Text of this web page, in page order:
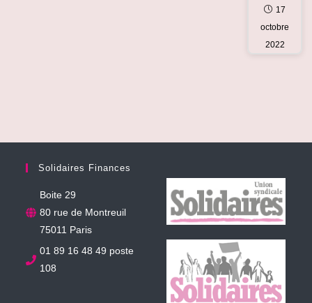
17
octobre
2022
Solidaires Finances
Boite 29
80 rue de Montreuil
75011 Paris
01 89 16 48 49 poste
108